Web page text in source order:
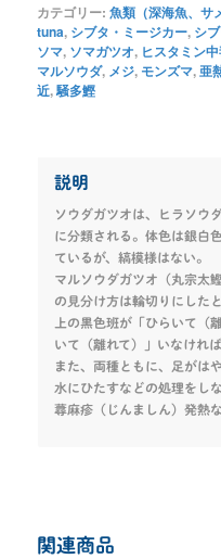
カテゴリー: 魚類（深海魚、サ
tuna, シブタ・ミージカー, シ
ソマ, ソマガツオ, ヒスタミン
マルソウダ, メジ, モンズマ,亜
近,騒多鰹
説明
ソウダガツオは、ヒラソウ
に分類される。体色は銀白
ているが、縞模様はない。
マルソウダガツオ（丸宗太
の見分け方は輪切りにした
上の黒色班が「ひらいて（
いて（離れて）」いなけれ
また、両種ともに、足がは
水にひたすなどの処理をし
蕁麻疹（じんましん）発熱
関連商品